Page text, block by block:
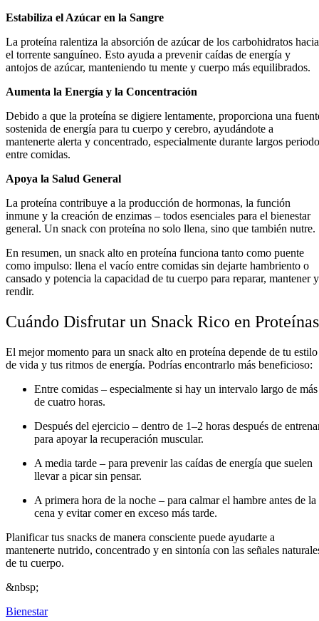
Estabiliza el Azúcar en la Sangre
La proteína ralentiza la absorción de azúcar de los carbohidratos hacia
el torrente sanguíneo. Esto ayuda a prevenir caídas de energía y
antojos de azúcar, manteniendo tu mente y cuerpo más equilibrados.
Aumenta la Energía y la Concentración
Debido a que la proteína se digiere lentamente, proporciona una
sostenida de energía para tu cuerpo y cerebro, ayudándote a
mantenerte alerta y concentrado, especialmente durante largos
entre comidas.
Apoya la Salud General
La proteína contribuye a la producción de hormonas, la función
inmune y la creación de enzimas – todos esenciales para el bienestar
general. Un snack con proteína no solo llena, sino que también nutre.
En resumen, un snack alto en proteína funciona tanto como puente
como impulso: llena el vacío entre comidas sin dejarte hambriento o
cansado y potencia la capacidad de tu cuerpo para reparar, mantener y
rendir.
Cuándo Disfrutar un Snack Rico en Proteínas
El mejor momento para un snack alto en proteína depende de tu estilo
de vida y tus ritmos de energía. Podrías encontrarlo más beneficioso:
Entre comidas – especialmente si hay un intervalo largo de más
de cuatro horas.
Después del ejercicio – dentro de 1–2 horas después de
para apoyar la recuperación muscular.
A media tarde – para prevenir las caídas de energía que suelen
llevar a picar sin pensar.
A primera hora de la noche – para calmar el hambre antes de la
cena y evitar comer en exceso más tarde.
Planificar tus snacks de manera consciente puede ayudarte a
mantenerte nutrido, concentrado y en sintonía con las señales
de tu cuerpo.
&nbsp;
Bienestar